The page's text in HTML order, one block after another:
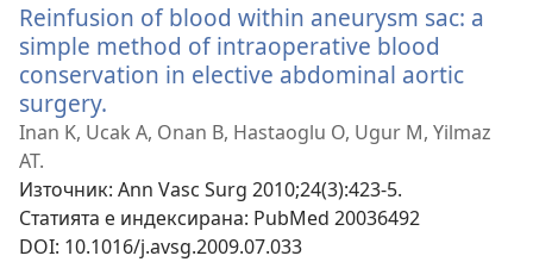
Reinfusion of blood within aneurysm sac: a
simple method of intraoperative blood
conservation in elective abdominal aortic
surgery.
нов
Inan K, Ucak A, Onan B, Hastaoglu O, Ugur M, Yilmaz
AT.
Източник‎: Ann Vasc Surg 2010;24(3):423-5.
Статията е индексирана‎: PubMed 20036492
DOI‎: 10.1016/j.avsg.2009.07.033